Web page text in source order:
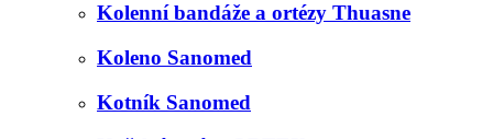
Kolenní bandáže a ortézy Thuasne
Koleno Sanomed
Kotník Sanomed